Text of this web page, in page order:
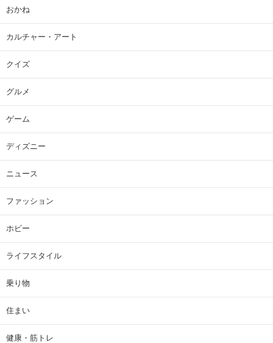
おかね
カルチャー・アート
クイズ
グルメ
ゲーム
ディズニー
ニュース
ファッション
ホビー
ライフスタイル
乗り物
住まい
健康・筋トレ